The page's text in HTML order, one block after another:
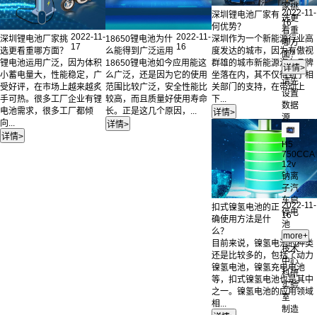
家挑
选更
看重
哪方
面？
请先
设置
数据
源
H5
750CCA
12v
钠离
子汽
车启
停电
池
技术
中心
科研
实验
室
制造
深圳锂电池厂家挑
选更看重哪方面？
2022-11-
17
锂电池运用广泛，因为体积
小蓄电量大，性能稳定，广
受好评，在市场上越来越炙
手可热。很多工厂企业有锂
电池需求，很多工厂都倾
向...
18650锂电池为什
么能得到广泛运用
2022-11-
16
18650锂电池如今应用能这
么广泛，还是因为它的使用
范围比较广泛，安全性能比
较高，而且质量好使用寿命
长。正是这几个原因，...
深圳锂电池厂家有
何优势？
2022-11-
16
深圳作为一个新能源行业高
度发达的城市，因为有傲视
群雄的城市新能源汽车品牌
坐落在内，其不仅得到了相
关部门的支持，在带动上
下...
扣式镍氢电池的正
确使用方法是什
么？
2022-11-
16
目前来说，镍氢电池的种类
还是比较多的，包括了动力
镍氢电池，镍氢充电电池
等，扣式镍氢电池也是其中
之一。镍氢电池的应用领域
相...